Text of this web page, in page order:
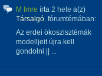
M Imre írta 2 hete a(z)
Társalgó. fórumtémában:
Az erdei ökoszisztémák
modelljeit újra kell
gondolni || ...